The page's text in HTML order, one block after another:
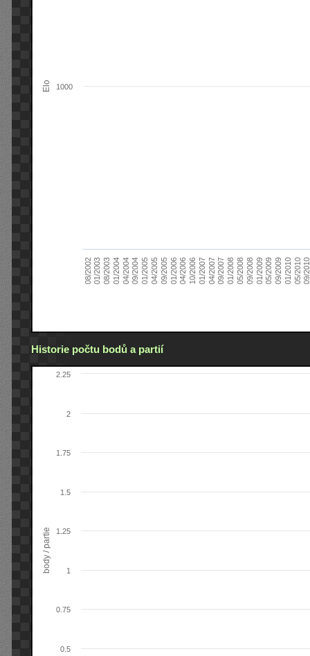
Elo
08/200201/200308/200301/200404/200409/200401/200504/200509/200501/200604/200610/200601/200704/200709/200701/200805/200809/200801/200905/200909/200901/201005/201009/
1000
Historie počtu bodů a partií
body / partie
0.5
0.75
1
1.25
1.5
1.75
2
2.25